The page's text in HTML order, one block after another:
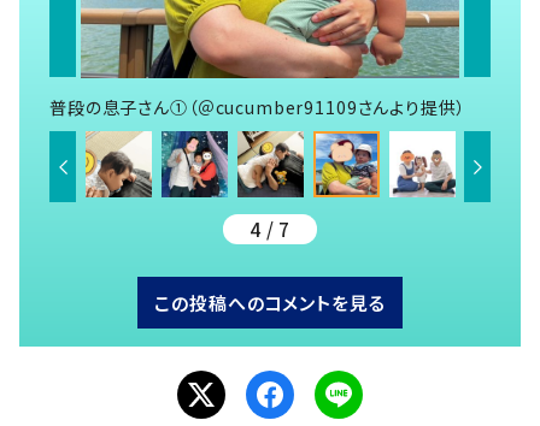
普段の息子さん①（＠cucumber91109さんより提供）
4 / 7
この投稿へのコメントを見る